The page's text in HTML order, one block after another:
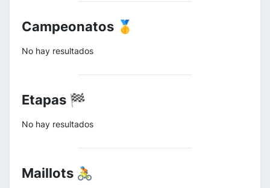
Campeonatos 🥇
No hay resultados
Etapas 🏁
No hay resultados
Maillots 🚴